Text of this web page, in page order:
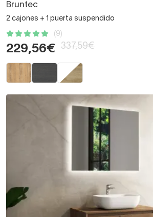
Bruntec
2 cajones + 1 puerta suspendido
(9)
229,56€ 337,59€